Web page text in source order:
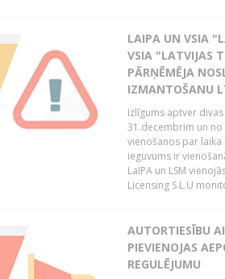
LAIPA UN VSIA
VSIA "LATVIJAS
PĀRŅĒMĒJA
IZMANTOŠANU
Izlīgums aptver
31.decembrim un no
vienošanos par
ieguvums ir
LaIPA un LSM
Licensing S.L.U
AUTORTIESĪBU
PIEVIENOJAS
REGULĒJUMU